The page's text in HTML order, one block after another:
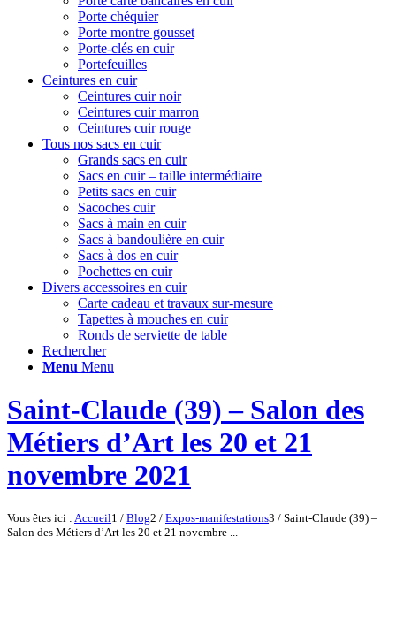
Porte chéquier
Porte montre gousset
Porte-clés en cuir
Portefeuilles
Ceintures en cuir
Ceintures cuir noir
Ceintures cuir marron
Ceintures cuir rouge
Tous nos sacs en cuir
Grands sacs en cuir
Sacs en cuir – taille intermédiaire
Petits sacs en cuir
Sacoches cuir
Sacs à main en cuir
Sacs à bandoulière en cuir
Sacs à dos en cuir
Pochettes en cuir
Divers accessoires en cuir
Carte cadeau et travaux sur-mesure
Tapettes à mouches en cuir
Ronds de serviette de table
Rechercher
Menu Menu
Saint-Claude (39) – Salon des
Métiers d’Art les 20 et 21
novembre 2021
Vous êtes ici : Accueil1 / Blog2 / Expos-manifestations3 / Saint-Claude (39) –
Salon des Métiers d’Art les 20 et 21 novembre ...